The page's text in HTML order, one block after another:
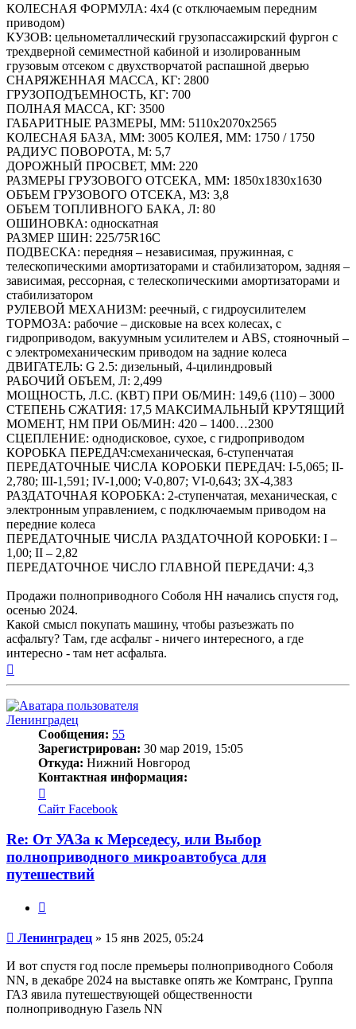
КОЛЕСНАЯ ФОРМУЛА: 4х4 (с отключаемым передним
приводом)
КУЗОВ: цельнометаллический грузопассажирский фургон с
трехдверной семиместной кабиной и изолированным
грузовым отсеком с двухстворчатой распашной дверью
СНАРЯЖЕННАЯ МАССА, КГ: 2800
ГРУЗОПОДЪЕМНОСТЬ, КГ: 700
ПОЛНАЯ МАССА, КГ: 3500
ГАБАРИТНЫЕ РАЗМЕРЫ, ММ: 5110х2070х2565
КОЛЕСНАЯ БАЗА, ММ: 3005 КОЛЕЯ, ММ: 1750 / 1750
РАДИУС ПОВОРОТА, М: 5,7
ДОРОЖНЫЙ ПРОСВЕТ, ММ: 220
РАЗМЕРЫ ГРУЗОВОГО ОТСЕКА, ММ: 1850х1830х1630
ОБЪЕМ ГРУЗОВОГО ОТСЕКА, М3: 3,8
ОБЪЕМ ТОПЛИВНОГО БАКА, Л: 80
ОШИНОВКА: односкатная
РАЗМЕР ШИН: 225/75R16C
ПОДВЕСКА: передняя – независимая, пружинная, с
телескопическими амортизаторами и стабилизатором, задняя –
зависимая, рессорная, с телескопическими амортизаторами и
стабилизатором
РУЛЕВОЙ МЕХАНИЗМ: реечный, с гидроусилителем
ТОРМОЗА: рабочие – дисковые на всех колесах, с
гидроприводом, вакуумным усилителем и ABS, стояночный –
с электромеханическим приводом на задние колеса
ДВИГАТЕЛЬ: G 2.5: дизельный, 4-цилиндровый
РАБОЧИЙ ОБЪЕМ, Л: 2,499
МОЩНОСТЬ, Л.С. (КВТ) ПРИ ОБ/МИН: 149,6 (110) – 3000
СТЕПЕНЬ СЖАТИЯ: 17,5 МАКСИМАЛЬНЫЙ КРУТЯЩИЙ
МОМЕНТ, НМ ПРИ ОБ/МИН: 420 – 1400…2300
СЦЕПЛЕНИЕ: однодисковое, сухое, с гидроприводом
КОРОБКА ПЕРЕДАЧ:смеханическая, 6-ступенчатая
ПЕРЕДАТОЧНЫЕ ЧИСЛА КОРОБКИ ПЕРЕДАЧ: I-5,065; II-
2,780; III-1,591; IV-1,000; V-0,807; VI-0,643; ЗХ-4,383
РАЗДАТОЧНАЯ КОРОБКА: 2-ступенчатая, механическая, с
электронным управлением, с подключаемым приводом на
передние колеса
ПЕРЕДАТОЧНЫЕ ЧИСЛА РАЗДАТОЧНОЙ КОРОБКИ: I –
1,00; II – 2,82
ПЕРЕДАТОЧНОЕ ЧИСЛО ГЛАВНОЙ ПЕРЕДАЧИ: 4,3
Продажи полноприводного Соболя НН начались спустя год,
осенью 2024.
Какой смысл покупать машину, чтобы разъезжать по
асфальту? Там, где асфальт - ничего интересного, а где
интересно - там нет асфальта.
Ленинградец
Сообщения: 55
Зарегистрирован: 30 мар 2019, 15:05
Откуда: Нижний Новгород
Контактная информация:
информация
пользователя
Ленинградец
Сайт Facebook
Re: От УАЗа к Мерседесу, или Выбор
полноприводного микроавтобуса для
путешествий
Сообщение
Ленинградец » 15 янв 2025, 05:24
И вот спустя год после премьеры полноприводного Соболя
NN, в декабре 2024 на выставке опять же Комтранс, Группа
ГАЗ явила путешествующей общественности
полноприводную Газель NN